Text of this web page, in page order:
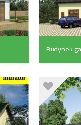
Budynek
(178.5 m²)